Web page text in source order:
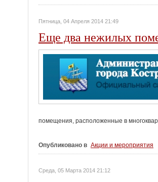
Пятница, 04 Апреля 2014 21:49
Еще два нежилых
помещения, расположенные в
Опубликовано в Акции и мероприятия
Среда, 05 Марта 2014 21:12